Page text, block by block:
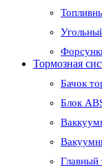
Тормозная
Бачок
Блок
Главный